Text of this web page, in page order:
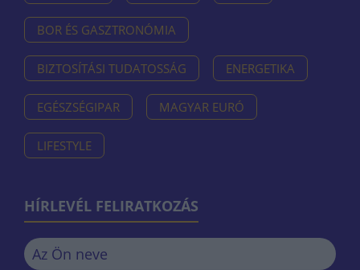
BOR ÉS GASZTRONÓMIA
BIZTOSÍTÁSI TUDATOSSÁG ENERGETIKA
EGÉSZSÉGIPAR MAGYAR EURÓ
LIFESTYLE
HÍRLEVÉL FELIRATKOZÁS